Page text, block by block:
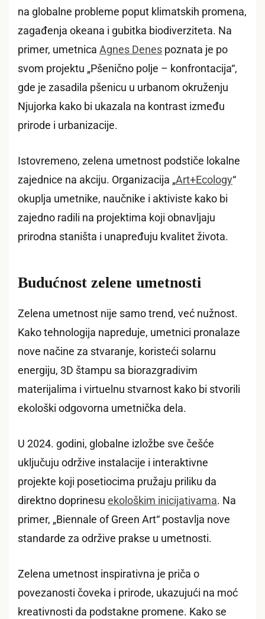
na globalne probleme poput klimatskih promena,
zagađenja okeana i gubitka biodiverziteta. Na
primer, umetnica Agnes Denes poznata je po
svom projektu „Pšenično polje – konfrontacija“,
gde je zasadila pšenicu u urbanom okruženju
Njujorka kako bi ukazala na kontrast između
prirode i urbanizacije.
Istovremeno, zelena umetnost podstiče lokalne
zajednice na akciju. Organizacija „Art+Ecology“
okuplja umetnike, naučnike i aktiviste kako bi
zajedno radili na projektima koji obnavljaju
prirodna staništa i unapređuju kvalitet života.
Budućnost zelene umetnosti
Zelena umetnost nije samo trend, već nužnost.
Kako tehnologija napreduje, umetnici pronalaze
nove načine za stvaranje, koristeći solarnu
energiju, 3D štampu sa biorazgradivim
materijalima i virtuelnu stvarnost kako bi stvorili
ekološki odgovorna umetnička dela.
U 2024. godini, globalne izložbe sve češće
uključuju održive instalacije i interaktivne
projekte koji posetiocima pružaju priliku da
direktno doprinesu ekološkim inicijativama. Na
primer, „Biennale of Green Art“ postavlja nove
standarde za održive prakse u umetnosti.
Zelena umetnost inspirativna je priča o
povezanosti čoveka i prirode, ukazujući na moć
kreativnosti da podstakne promene. Kako se